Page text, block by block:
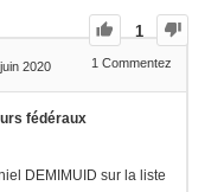
1
2020 1 Commentez
fédéraux
DEMIMUID sur la liste